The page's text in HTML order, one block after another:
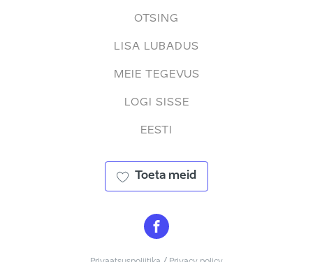
OTSING
LISA LUBADUS
MEIE TEGEVUS
LOGI SISSE
EESTI
Toeta meid